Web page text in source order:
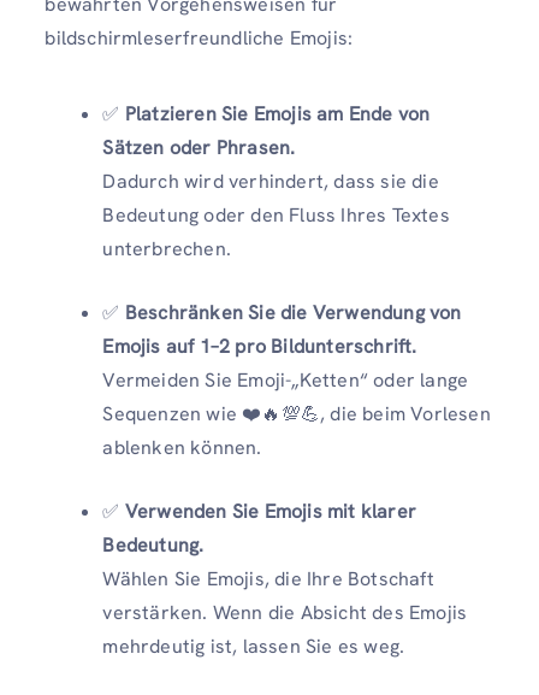
bildschirmleserfreundliche Emojis:
✅ Platzieren Sie Emojis am Ende von
Sätzen oder Phrasen.
Dadurch wird verhindert, dass sie die
Bedeutung oder den Fluss Ihres Textes
unterbrechen.
✅ Beschränken Sie die Verwendung von
Emojis auf 1–2 pro Bildunterschrift.
Vermeiden Sie Emoji-„Ketten“ oder lange
Sequenzen wie ❤️🔥💯💪, die beim Vorlesen
ablenken können.
✅ Verwenden Sie Emojis mit klarer
Bedeutung.
Wählen Sie Emojis, die Ihre Botschaft
verstärken. Wenn die Absicht des Emojis
mehrdeutig ist, lassen Sie es weg.